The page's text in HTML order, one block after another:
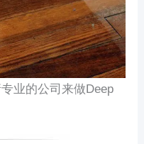
业的公司来做Deep